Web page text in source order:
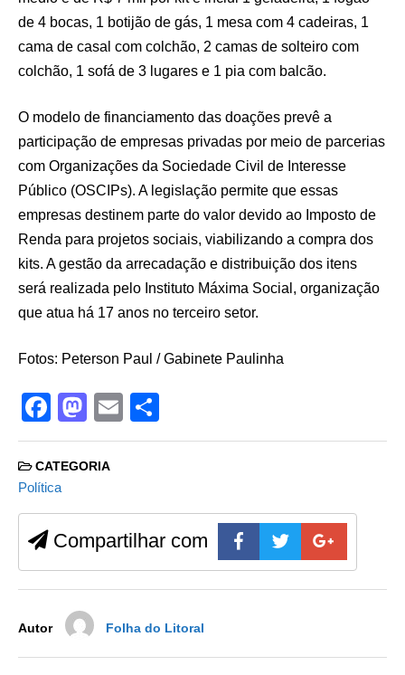
de 4 bocas, 1 botijão de gás, 1 mesa com 4 cadeiras, 1
cama de casal com colchão, 2 camas de solteiro com
colchão, 1 sofá de 3 lugares e 1 pia com balcão.
O modelo de financiamento das doações prevê a
participação de empresas privadas por meio de parcerias
com Organizações da Sociedade Civil de Interesse
Público (OSCIPs). A legislação permite que essas
empresas destinem parte do valor devido ao Imposto de
Renda para projetos sociais, viabilizando a compra dos
kits. A gestão da arrecadação e distribuição dos itens
será realizada pelo Instituto Máxima Social, organização
que atua há 17 anos no terceiro setor.
Fotos: Peterson Paul / Gabinete Paulinha
F
a
c
e
b
o
o
M
a
st
d
o
n
E
m h
CATEGORIA
Política
Compartilhar com
Autor Folha do Litoral